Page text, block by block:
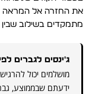
את החזרה אל המראה
מתמקדים בשילוב
ג'ינסים לגברים
מושלמים יכול
ידעתם שבממוצע,